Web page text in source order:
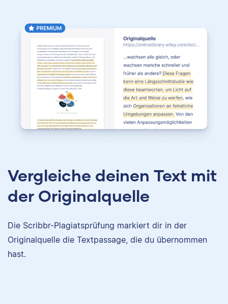
Vergleiche deinen Text mit
der Originalquelle
Die Scribbr-Plagiatsprüfung markiert dir in der
Originalquelle die Textpassage, die du übernommen
hast.